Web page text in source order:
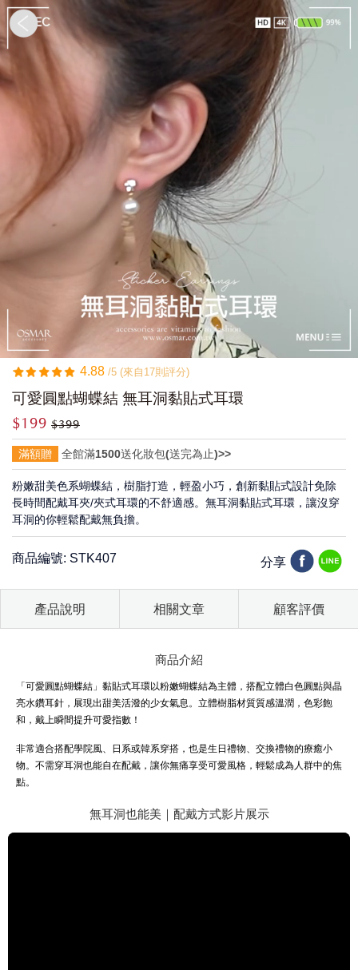
4.88 /5 (來自17則評分)
可愛圓點蝴蝶結 無耳洞黏貼式耳環
$199 $399
滿額贈 全館滿1500送化妝包(送完為止)>>
粉嫩甜美色系蝴蝶結，樹脂打造，輕盈小巧，創新黏貼式設計免除
長時間配戴耳夾/夾式耳環的不舒適感。無耳洞黏貼式耳環，讓沒穿
耳洞的你輕鬆配戴無負擔。
商品編號: STK407 分享
產品說明 相關文章 顧客評價
商品介紹
「可愛圓點蝴蝶結」黏貼式耳環以粉嫩蝴蝶結為主體，搭配立體白色圓點與晶
亮水鑽耳針，展現出甜美活潑的少女氣息。立體樹脂材質質感溫潤，色彩飽
和，戴上瞬間提升可愛指數！
非常適合搭配學院風、日系或韓系穿搭，也是生日禮物、交換禮物的療癒小
物。不需穿耳洞也能自在配戴，讓你無痛享受可愛風格，輕鬆成為人群中的焦
點。
無耳洞也能美｜配戴方式影片展示